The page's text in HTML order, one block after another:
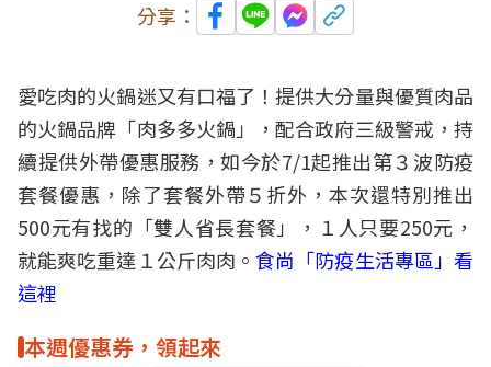
分享：
愛吃肉的火鍋迷又有口福了！提供大分量與優質肉品
的火鍋品牌「肉多多火鍋」，配合政府三級警戒，持
續提供外帶優惠服務，如今於7/1起推出第３波防疫
套餐優惠 ，除了套餐外帶５折外，本次還特別推出
500元有找的「雙人省長套餐」，１人只要250元，
就能爽吃重達１公斤肉肉。食尚「防疫生活專區」看
這裡
本週優惠券，領起來